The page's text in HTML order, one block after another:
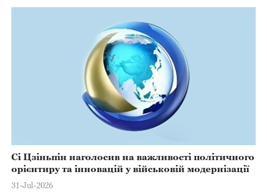
Сі Цзіньпін наголосив на важливості політичного
орієнтиру та інновацій у військовій модернізації
31-Jul-2026